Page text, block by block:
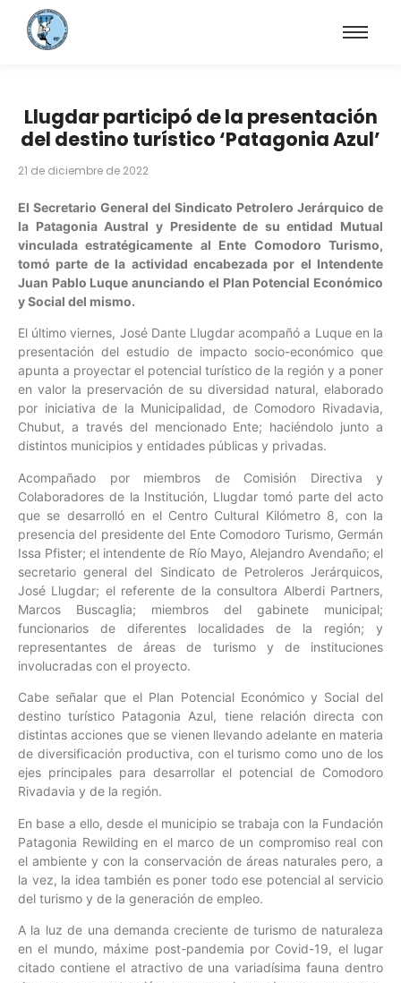
Llugdar participó de la presentación
del destino turístico ‘Patagonia Azul’
21 de diciembre de 2022
El Secretario General del Sindicato Petrolero Jerárquico de
la Patagonia Austral y Presidente de su entidad Mutual
vinculada estratégicamente al Ente Comodoro Turismo,
tomó parte de la actividad encabezada por el Intendente
Juan Pablo Luque anunciando el Plan Potencial Económico
y Social del mismo.
El último viernes, José Dante Llugdar acompañó a Luque en la
presentación del estudio de impacto socio-económico que
apunta a proyectar el potencial turístico de la región y a poner
en valor la preservación de su diversidad natural, elaborado
por iniciativa de la Municipalidad, de Comodoro Rivadavia,
Chubut, a través del mencionado Ente; haciéndolo junto a
distintos municipios y entidades públicas y privadas.
Acompañado por miembros de Comisión Directiva y
Colaboradores de la Institución, Llugdar tomó parte del acto
que se desarrolló en el Centro Cultural Kilómetro 8, con la
presencia del presidente del Ente Comodoro Turismo, Germán
Issa Pfister; el intendente de Río Mayo, Alejandro Avendaño; el
secretario general del Sindicato de Petroleros Jerárquicos,
José Llugdar; el referente de la consultora Alberdi Partners,
Marcos Buscaglia; miembros del gabinete municipal;
funcionarios de diferentes localidades de la región; y
representantes de áreas de turismo y de instituciones
involucradas con el proyecto.
Cabe señalar que el Plan Potencial Económico y Social del
destino turístico Patagonia Azul, tiene relación directa con
distintas acciones que se vienen llevando adelante en materia
de diversificación productiva, con el turismo como uno de los
ejes principales para desarrollar el potencial de Comodoro
Rivadavia y de la región.
En base a ello, desde el municipio se trabaja con la Fundación
Patagonia Rewilding en el marco de un compromiso real con
el ambiente y con la conservación de áreas naturales pero, a
la vez, la idea también es poner todo ese potencial al servicio
del turismo y de la generación de empleo.
A la luz de una demanda creciente de turismo de naturaleza
en el mundo, máxime post-pandemia por Covid-19, el lugar
citado contiene el atractivo de una variadísima fauna dentro